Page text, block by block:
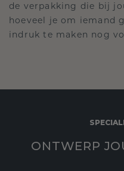
de verpakking die bij
hoeveel je om iemand
indruk te maken nog
ONTWERP